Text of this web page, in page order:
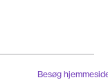
Besøg